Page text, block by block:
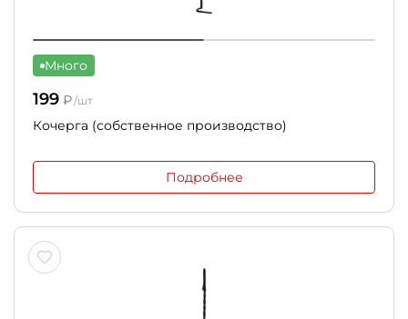
Много
199 ₽/шт
Кочерга (собственное производство)
Подробнее